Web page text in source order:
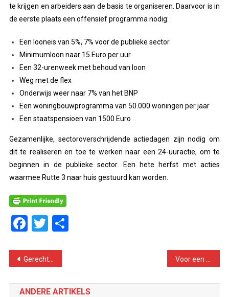
te krijgen en arbeiders aan de basis te organiseren. Daarvoor is in
de eerste plaats een offensief programma nodig:
Een looneis van 5%, 7% voor de publieke sector
Minimumloon naar 15 Euro per uur
Een 32-urenweek met behoud van loon
Weg met de flex
Onderwijs weer naar 7% van het BNP
Een woningbouwprogramma van 50.000 woningen per jaar
Een staatspensioen van 1500 Euro
Gezamenlijke, sectoroverschrijdende actiedagen zijn nodig om
dit te realiseren en toe te werken naar een 24-uuractie, om te
beginnen in de publieke sector. Een hete herfst met acties
waarmee Rutte 3 naar huis gestuurd kan worden.
Facebook
Twitter
Delen
Bericht
navigatie
Gerechtigheid voor de Groningers!
ANDERE ARTIKELS